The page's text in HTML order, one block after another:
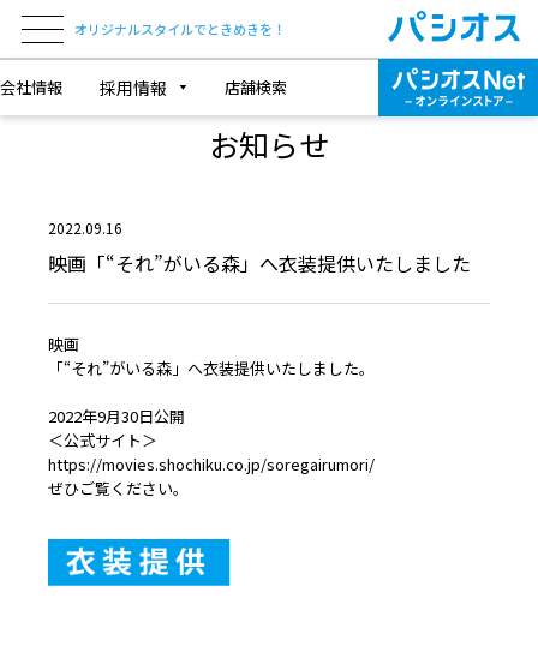
オリジナルスタイルでときめきを！
会社情報 採用情報 店舗検索
NEWS & TOPICS
お知らせ
2022.09.16
映画「“それ”がいる森」へ衣装提供いたしました
映画
「“それ”がいる森」へ衣装提供いたしました。
2022年9月30日公開
＜公式サイト＞
https://movies.shochiku.co.jp/soregairumori/
ぜひご覧ください。